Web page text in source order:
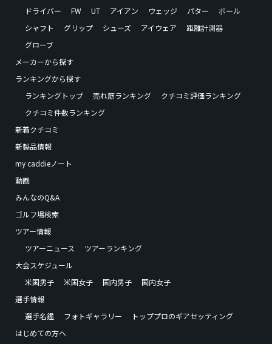
ドライバー
FW UT アイアン ウェッジ パター
ボール
シャフト
グリップ シューズ アイウェア
距離計測器
グローブ
メーカーから探す
ランキングから探す
ランキングトップ
売れ筋ランキング
クチコミ評価ランキング
クチコミ件数ランキング
新着クチコミ
新製品情報
my caddieノート
動画
みんなのQ&A
ゴルフ場検索
ツアー情報
ツアーニュース
ツアーランキング
大会スケジュール
米国男子
米国女子 国内男子
国内女子
選手情報
選手名鑑
フォトギャラリー
トッププロのギアセッティング
はじめての方へ